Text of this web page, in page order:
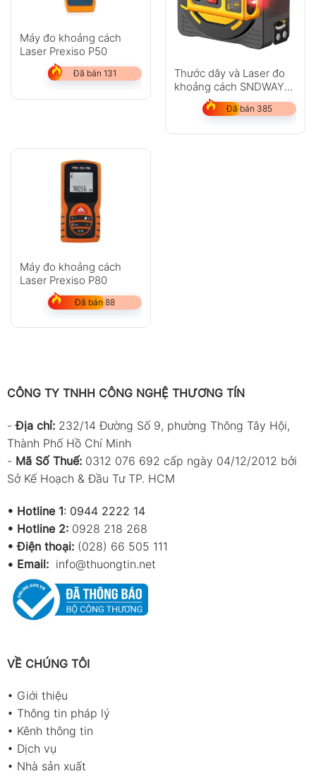
Máy đo khoảng cách
Laser Prexiso P50
Đã bán 131
Thước dây và Laser đo
khoảng cách SNDWAY
SW-TM60
Đã bán 385
Máy đo khoảng cách
Laser Prexiso P80
Đã bán 88
CÔNG TY TNHH CÔNG NGHỆ THƯƠNG TÍN
-Địa chỉ: 232/14 Đường Số 9, phường Thông Tây Hội,
Thành Phố Hồ Chí Minh
- Mã Số Thuế: 0312 076 692 cấp ngày 04/12/2012 bởi
Sở Kế Hoạch & Đầu Tư TP. HCM
• Hotline 1: 0944 2222 14
• Hotline 2: 0928 218 268
• Điện thoại: (028) 66 505 111
• Email: info@thuongtin.net
VỀ CHÚNG TÔI
• Giới thiệu
• Thông tin pháp lý
• Kênh thông tin
• Dịch vụ
• Nhà sản xuất